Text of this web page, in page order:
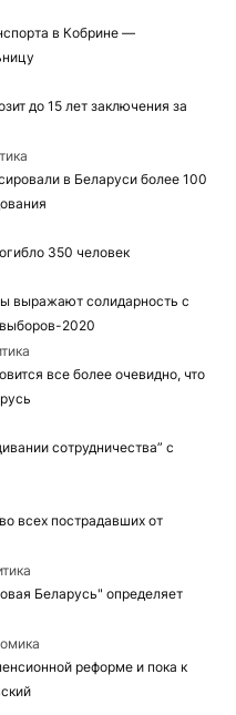
в Кобрине —
до 15 лет заключения за
в Беларуси более 100
350 человек
выражают солидарность с
2020
все более очевидно, что
сотрудничества” с
всех пострадавших от
Беларусь" определяет
реформе и пока к